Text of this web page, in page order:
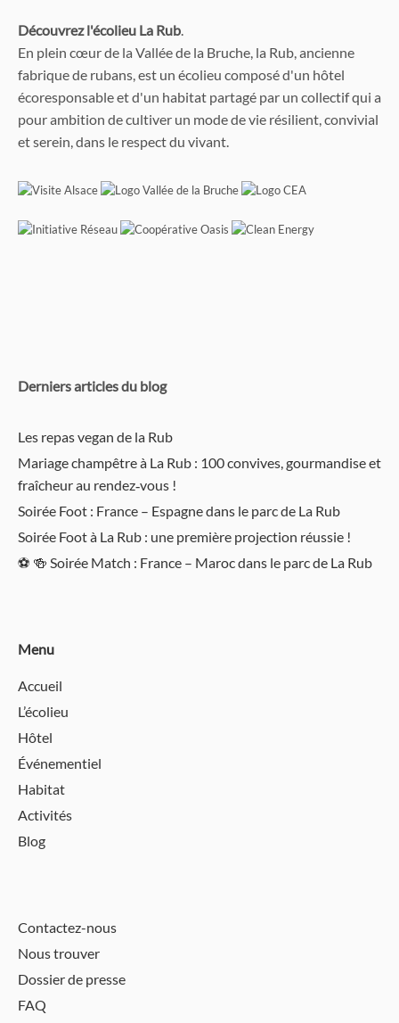
Découvrez l'écolieu La Rub.
En plein cœur de la Vallée de la Bruche, la Rub, ancienne
fabrique de rubans, est un écolieu composé d'un hôtel
écoresponsable et d'un habitat partagé par un collectif qui a
pour ambition de cultiver un mode de vie résilient, convivial
et serein, dans le respect du vivant.
Derniers articles du blog
Les repas vegan de la Rub
Mariage champêtre à La Rub : 100 convives, gourmandise et
fraîcheur au rendez‑vous !
Soirée Foot : France – Espagne dans le parc de La Rub
Soirée Foot à La Rub : une première projection réussie !
⚽️ 🍻 Soirée Match : France – Maroc dans le parc de La Rub
Menu
Accueil
L’écolieu
Hôtel
Événementiel
Habitat
Activités
Blog
Contactez-nous
Nous trouver
Dossier de presse
FAQ